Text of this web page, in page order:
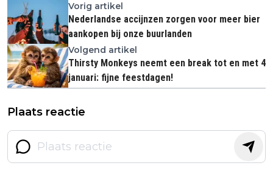
Vorig artikel
Nederlandse accijnzen zorgen voor meer bier
aankopen bij onze buurlanden
Volgend artikel
Thirsty Monkeys neemt een break tot en met 4
januari: fijne feestdagen!
Plaats reactie